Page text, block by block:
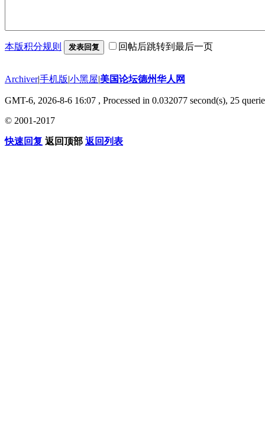
本版积分规则 发表回复 回帖后跳转到最后一页
Archiver|手机版|小黑屋|美国论坛德州华人网
GMT-6, 2026-8-6 16:07 , Processed in 0.032077 second(s), 25
© 2001-2017
快速回复 返回顶部 返回列表